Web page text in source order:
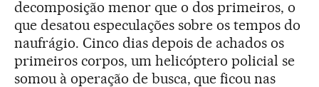
decomposição menor que o dos primeiros, o
que desatou especulações sobre os tempos do
naufrágio. Cinco dias depois de achados os
primeiros corpos, um helicóptero policial se
somou à operação de busca, que ficou nas